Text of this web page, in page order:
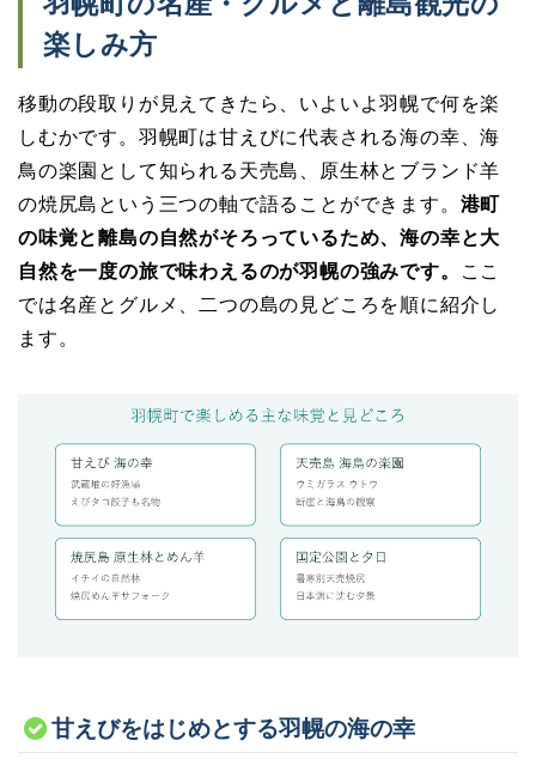
楽しみ方
移動の段取りが見えてきたら、いよいよ羽幌で何を楽
しむかです。羽幌町は甘えびに代表される海の幸、海
鳥の楽園として知られる天売島、原生林とブランド羊
の焼尻島という三つの軸で語ることができます。 港町
の味覚と離島の自然がそろっているため、海の幸と大
自然を一度の旅で味わえるのが羽幌の強みです。
ここ
では名産とグルメ、二つの島の見どころを順に紹介し
ます。
甘えびをはじめとする羽幌の海の幸